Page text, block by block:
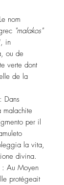
nom
"malakos"
in
ou de
verte dont
de la
: Dans
malachite
per il
la vita,
divina.
: Au Moyen
protégeait